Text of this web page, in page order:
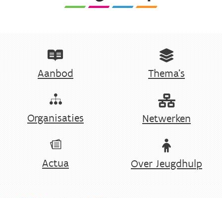
Aanbod Thema's
Organisaties Netwerken
Actua Over Jeugdhulp